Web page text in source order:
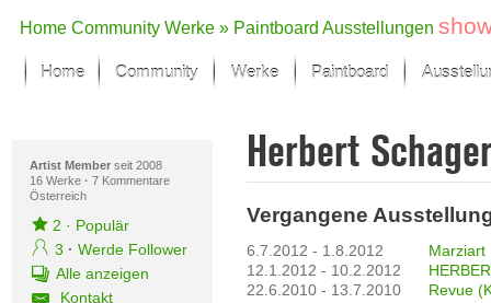
Home Community Werke » Paintboard Ausstellungen
Home Community Werke
Der letzte Monat im Fokus
Alle Fokus-Werke
Fokus-Werke
Neue Werke – Auswahl
Alle neuen Werke
Paintboard
Artist Memberseit 2008
16 Werke · 7 Kommentare
Österreich
2 · Populär
3 · Werde Follower
Alle anzeigen
Kontakt
Herbert
Vergangene
6.7.2012 - 1.8.2012
Marziart
12.1.2012 - 10.2.2012
22.6.2010 - 13.7.2010
Revue